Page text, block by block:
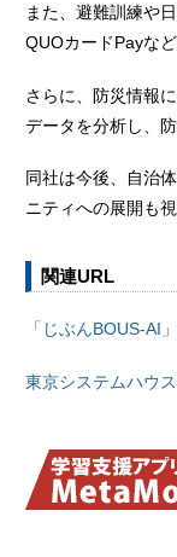
また、避難訓練や
QUOカードPayな
さらに、防災情報
データを分析し、
同社は今後、自治
ニティへの展開も
関連URL
「じぶんBOUS-AI」
東京システムハウス